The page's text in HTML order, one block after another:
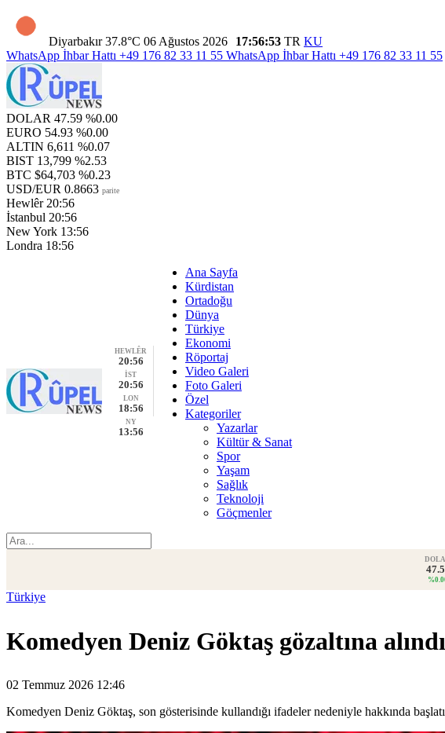
Diyarbakır 37.8°C 06 Ağustos 2026 17:56:54 TR KU
WhatsApp İhbar Hattı +49 176 82 33 11 55 WhatsApp İhbar Hattı +49 176 82 33 11 55
DOLAR 47.59 %0.00
EURO 54.93 %0.00
ALTIN 6,611 %0.07
BIST 13,799 %2.53
BTC $64,703 %0.23
USD/EUR 0.8663 parite
Hewlêr 20:56
İstanbul 20:56
New York 13:56
Londra 18:56
HEWLÊR
20:56
İST
20:56
LON
18:56
NY
13:56
Ana Sayfa
Kürdistan
Ortadoğu
Dünya
Türkiye
Ekonomi
Röportaj
Video Galeri
Foto Galeri
Özel
Kategoriler
Yazarlar
Kültür & Sanat
Spor
Yaşam
Sağlık
Teknoloji
Göçmenler
Türkiye
Komedyen Deniz Göktaş gözaltına alındı
02 Temmuz 2026 12:46
Komedyen Deniz Göktaş, son gösterisinde kullandığı ifadeler nedeniyle hakkında